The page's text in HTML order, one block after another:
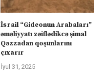
İsrail “Gideonun Arabaları”
əməliyyatı zəiflədikcə şimal
Qəzzadan qoşunlarını
çıxarır
İyul 31, 2025